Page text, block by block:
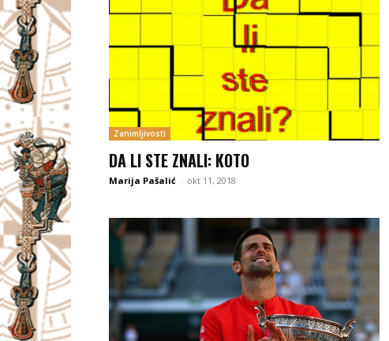
Zanimljivosti
DA LI STE ZNALI: KOTO
Marija Pašalić - okt 11, 2018